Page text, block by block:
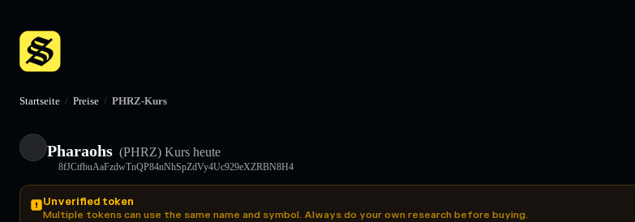
Startseite / Preise / PHRZ-Kurs
Pharaohs (PHRZ) Kurs heute
8fJCtfbuAaFzdwTnQP84nNhSpZdVy4Uc929eXZRBN8H4
Unverified token
Multiple tokens can use the same name and symbol. Always do your own research before buying.